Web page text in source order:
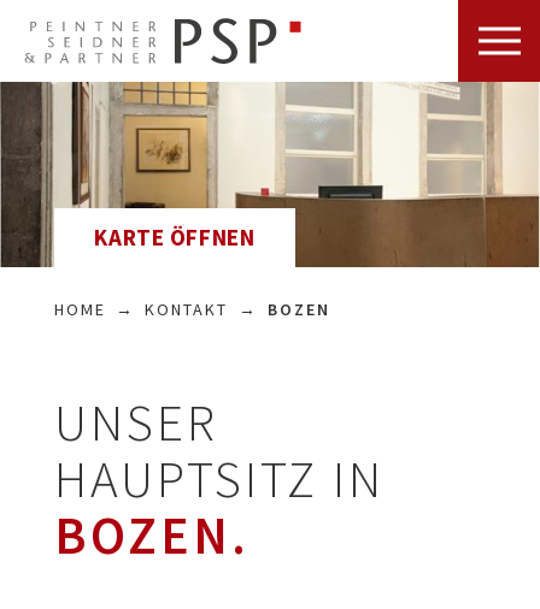
KARTE ÖFFNEN
HOME KONTAKT BOZEN
UNSER
HAUPTSITZ IN
BOZEN.